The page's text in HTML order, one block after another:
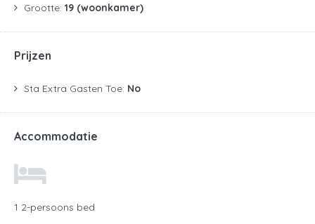
Grootte: 19 (woonkamer)
Prijzen
Sta Extra Gasten Toe: No
Accommodatie
1 2-persoons bed